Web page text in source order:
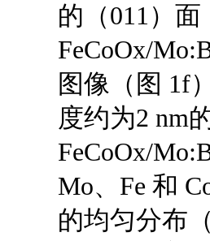
的（011）
FeCoOx/
图像（图 1f
度约为2 nm
FeCoOx/
Mo、Fe 和
的均匀分布